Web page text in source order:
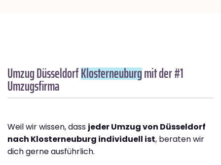
Umzug DüsseldorfKlosterneuburgmit der #1
Umzugsfirma
Weil wir wissen, dass jeder Umzug von Düsseldorf
nach Klosterneuburg individuell ist, beraten wir
dich gerne ausführlich.